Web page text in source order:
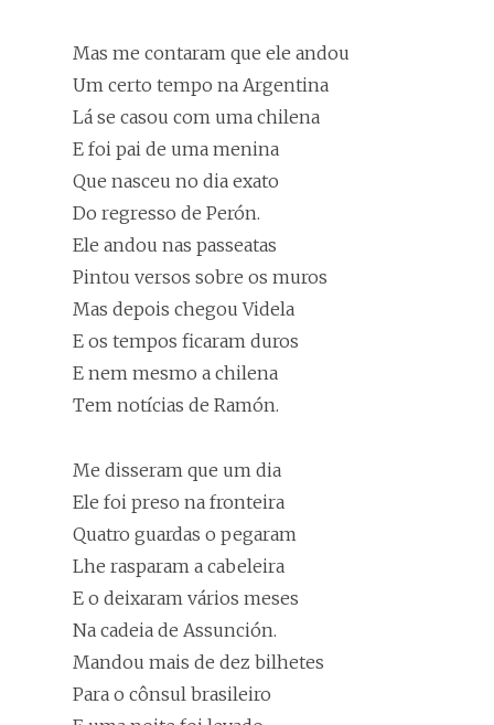
Mas me contaram que ele andou
Um certo tempo na Argentina
Lá se casou com uma chilena
E foi pai de uma menina
Que nasceu no dia exato
Do regresso de Perón.
Ele andou nas passeatas
Pintou versos sobre os muros
Mas depois chegou Videla
E os tempos ficaram duros
E nem mesmo a chilena
Tem notícias de Ramón.
Me disseram que um dia
Ele foi preso na fronteira
Quatro guardas o pegaram
Lhe rasparam a cabeleira
E o deixaram vários meses
Na cadeia de Assunción.
Mandou mais de dez bilhetes
Para o cônsul brasileiro